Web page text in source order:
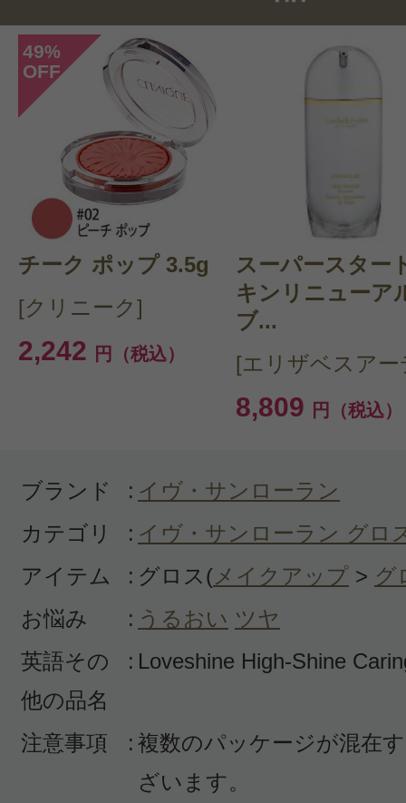
このコスメのレビューを書いて
クチコミを投稿する
CT 会員様は、
マイページの「購
らクチコミ投稿すると1 商品に
49%
OFF
チーク ポップ 3.5g
[クリニーク]
2,242 円（税込）
スーパースター
キンリニューア
ブ...
[エリザベスアー
8,809 円（税込）
ブランド : イヴ・サンローラン
カテゴリ
: イヴ・サンローラン グロ
アイテム
: グロス(メイクアップ > グ
お悩み
: うるおい ツヤ
英語その
他の品名
: Loveshine High-Shine
注意事項 : 複数のパッケージが混在
ざいます。